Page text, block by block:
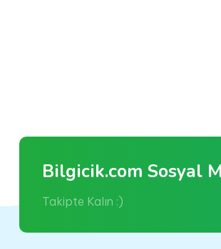
Bilgicik.com Sosyal
Takipte Kalın :)